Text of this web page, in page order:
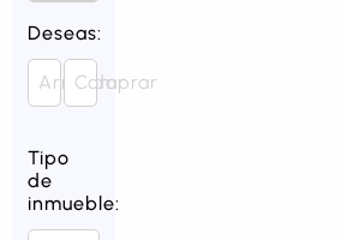
Deseas:
Arrendar
Comprar
Tipo
de
inmueble: